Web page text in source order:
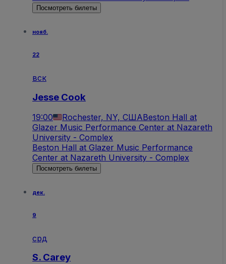
Посмотреть билеты
нояб.
22
вск
Jesse Cook
19:00 Rochester, NY, СШАBeston Hall at
Glazer Music Performance Center at Nazareth
University - Complex
Beston Hall at Glazer Music Performance
Center at Nazareth University - Complex
Посмотреть билеты
дек.
9
срд
S. Carey